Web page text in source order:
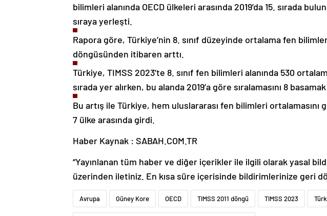
bilimleri alanında OECD ülkeleri arasında 2019’da 15. sırada
sıraya yerleşti.
Rapora göre, Türkiye’nin 8. sınıf düzeyinde ortalama fen
döngüsünden itibaren arttı.
Türkiye, TIMSS 2023’te 8. sınıf fen bilimleri alanında 530
sırada yer alırken, bu alanda 2019’a göre sıralamasını 8
Bu artış ile Türkiye, hem uluslararası fen bilimleri ortalamasını
7 ülke arasında girdi.
Haber Kaynak : SABAH.COM.TR
“Yayınlanan tüm haber ve diğer içerikler ile ilgili olarak yasal
üzerinden iletiniz. En kısa süre içerisinde bildirimlerinize geri
Avrupa Güney Kore OECD TIMSS 2011 döngü TIMSS 2023